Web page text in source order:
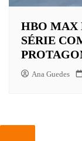
HBO MAX
SÉRIE
Ana Guedes